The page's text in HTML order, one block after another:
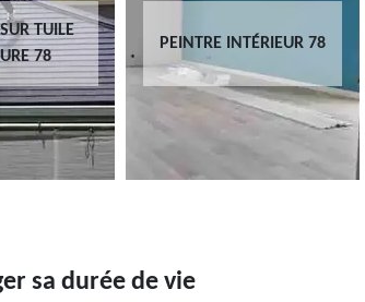
78
PEINTRE ET PEINTURE
DE FAÇADE 78
sa durée de vie